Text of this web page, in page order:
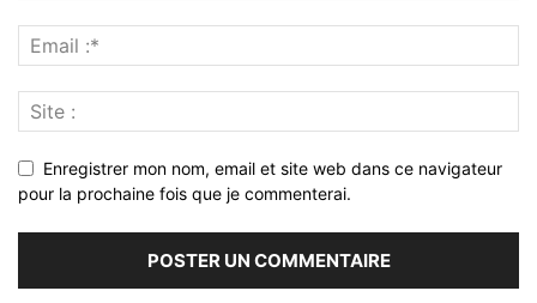
Enregistrer mon nom, email et site web dans ce navigateur
pour la prochaine fois que je commenterai.